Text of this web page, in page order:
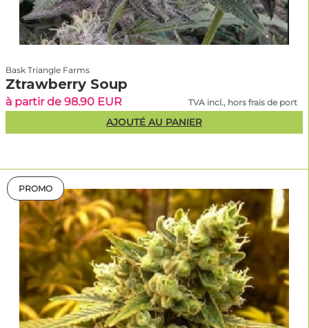
Bask Triangle Farms
Ztrawberry Soup
à partir de 98.90 EUR TVA incl., hors frais de port
AJOUTÉ AU PANIER
PROMO